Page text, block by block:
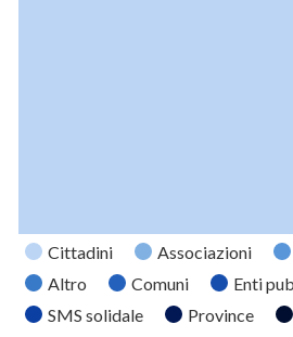
Cittadini Associazioni
Altro
Comuni
Enti
SMS solidale
Province